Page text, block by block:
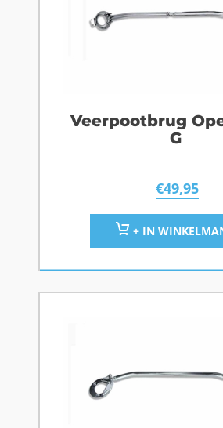
Veerpootbrug
G
€49,95
+ IN